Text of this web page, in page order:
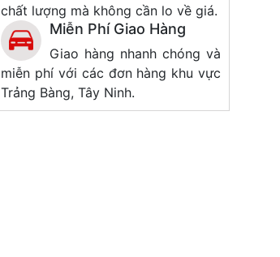
chất lượng mà không cần lo về giá.
Miễn Phí Giao Hàng
Giao hàng nhanh chóng và
miễn phí với các đơn hàng khu vực
Trảng Bàng, Tây Ninh.